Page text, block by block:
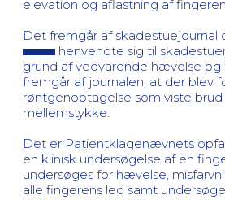
elevation og aflastning af fingeren.
Det fremgår af skadestuejournal
henvendte sig til
grund af vedvarende hævelse
fremgår af journalen, at der blev
røntgenoptagelse som viste brud
mellemstykke.
Det er Patientklagenævnets
en klinisk undersøgelse af en
undersøges for hævelse,
alle fingerens led samt